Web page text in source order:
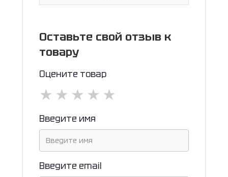
Оставьте свой отзыв к
товару
Оцените товар
★
★
★
★
★
Введите имя
Введите email